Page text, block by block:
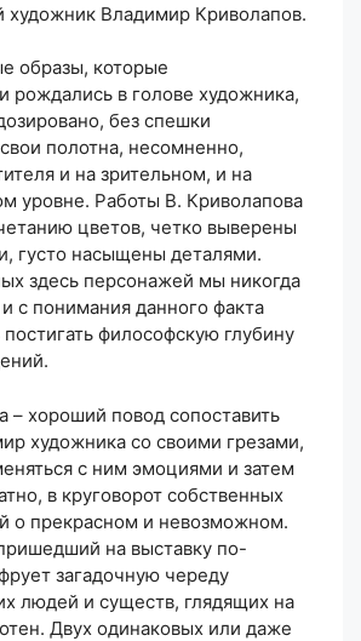
художник Владимир Криволапов.
образы, которые
рождались в голове художника,
без спешки
полотна, несомненно,
и на зрительном, и на
уровне. Работы В. Криволапова
цветов, четко выверены
густо насыщены деталями.
здесь персонажей мы никогда
с понимания данного факта
философскую глубину
– хороший повод сопоставить
художника со своими грезами,
с ним эмоциями и затем
в круговорот собственных
о прекрасном и невозможном.
на выставку по-
загадочную череду
людей и существ, глядящих на
Двух одинаковых или даже